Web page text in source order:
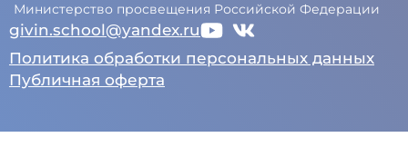
Министерство просвещения Российской Федерации
givin.school@yandex.ru
Политика обработки персональных данных
Публичная оферта